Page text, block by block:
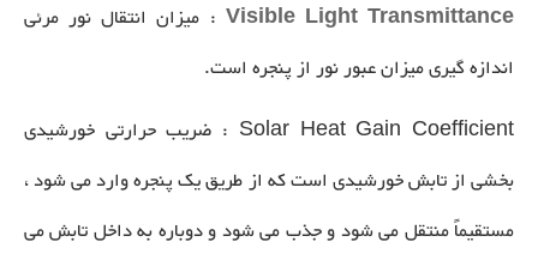
Visible Light Transmittance : میزان انتقال نور مرئی
اندازه گیری میزان عبور نور از پنجره است.
Solar Heat Gain Coefficient : ضریب حرارتی خورشیدی
بخشی از تابش خورشیدی است که از طریق یک پنجره وارد می شود ،
مستقیماً منتقل می شود و جذب می شود و دوباره به داخل تابش می